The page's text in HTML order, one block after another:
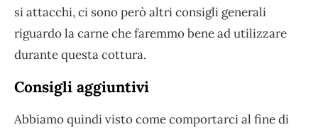
si attacchi, ci sono però altri consigli generali
riguardo la carne che faremmo bene ad utilizzare
durante questa cottura.
Consigli aggiuntivi
Abbiamo quindi visto come comportarci al fine di